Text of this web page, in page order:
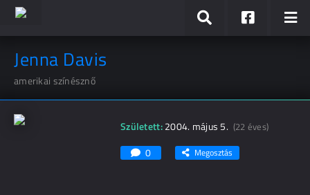
Jenna Davis
amerikai színésznő
Született:2004. május 5. (22 éves)
0 Megosztás